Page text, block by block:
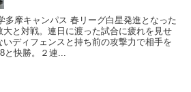
摩キャンパス 春リーグ白星発進となった
と対戦。連日に渡った試合に疲れを見せ
ディフェンスと持ち前の攻撃力で相手を
と快勝。２連...